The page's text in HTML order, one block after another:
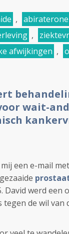
, abiraterone
,
afwijkingen ,
wait-
een e-mail
David werd
de wil